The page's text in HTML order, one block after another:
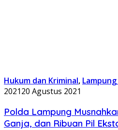
Hukum dan Kriminal,
202120 Agustus 2021
Polda Lampung
Ganja, dan Ribuan Pil